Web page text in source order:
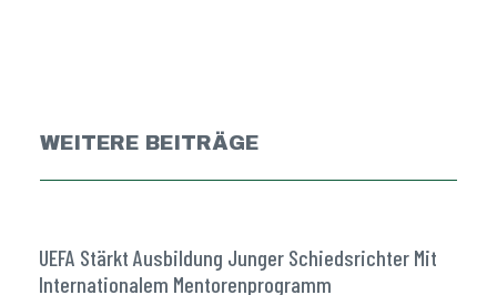
WEITERE BEITRÄGE
UEFA Stärkt Ausbildung Junger Schiedsrichter Mit
Internationalem Mentorenprogramm